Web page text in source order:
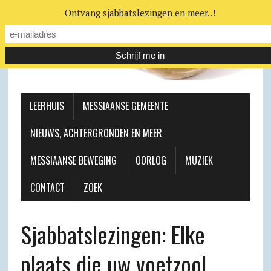
LEERHUIS
MESSIAANSE GEMEENTE
NIEUWS, ACHTERGRONDEN EN MEER
MESSIAANSE BEWEGING
OORLOG
MUZIEK
CONTACT
ZOEK
Sjabbats­lezingen: Elke
plaats die uw voetzool
Ontvang sjabbatslezingen en meer..!